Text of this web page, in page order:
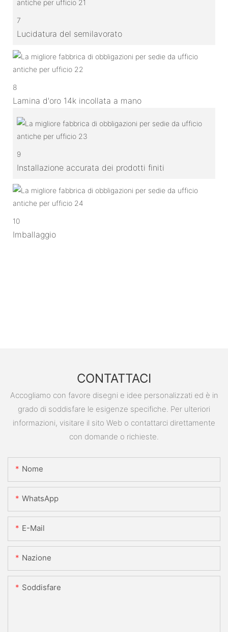
7
Lucidatura del semilavorato
8
Lamina d'oro 14k incollata a mano
9
Installazione accurata dei prodotti finiti
10
Imballaggio
CONTATTACI
Accogliamo con favore disegni e idee personalizzati ed è in
grado di soddisfare le esigenze specifiche. Per ulteriori
informazioni, visitare il sito Web o contattarci direttamente
con domande o richieste.
Nome
WhatsApp
E-Mail
Nazione
Soddisfare